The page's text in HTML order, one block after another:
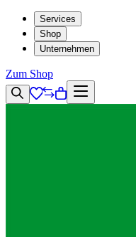
Services
Shop
Unternehmen
Zum Shop